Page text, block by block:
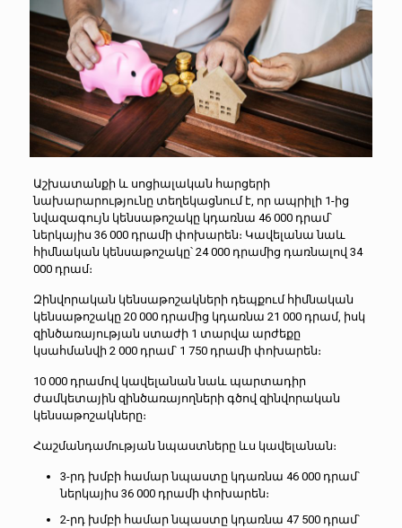
Աշխատանքի և սոցիալական հարցերի
նախարարությունը տեղեկացնում է, որ ապրիլի 1-ից
նվազագույն կենսաթոշակը կդառնա 46 000 դրամ՝
ներկայիս 36 000 դրամի փոխարեն։ Կավելանա նաև
հիմնական կենսաթոշակը՝ 24 000 դրամից դառնալով 34
000 դրամ։
Զինվորական կենսաթոշակների դեպքում հիմնական
կենսաթոշակը 20 000 դրամից կդառնա 21 000 դրամ, իսկ
զինծառայության ստաժի 1 տարվա արժեքը
կսահմանվի 2 000 դրամ՝ 1 750 դրամի փոխարեն։
10 000 դրամով կավելանան նաև պարտադիր
ժամկետային զինծառայողների գծով զինվորական
կենսաթոշակները։
Հաշմանդամության նպաստները ևս կավելանան։
3-րդ խմբի համար նպաստը կդառնա 46 000 դրամ՝
ներկայիս 36 000 դրամի փոխարեն։
2-րդ խմբի համար նպաստը կդառնա 47 500 դրամ՝